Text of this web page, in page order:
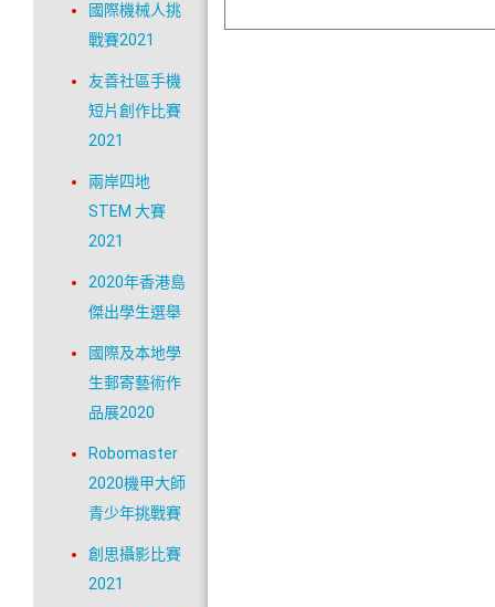
國際機械人挑
戰賽2021
友善社區手機
短片創作比賽
2021
兩岸四地
STEM 大賽
2021
2020年香港島
傑出學生選舉
國際及本地學
生郵寄藝術作
品展2020
Robomaster
2020機甲大師
青少年挑戰賽
創思攝影比賽
2021